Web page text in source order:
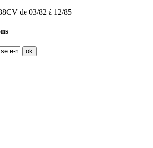
de 03/82 à 12/85
ok